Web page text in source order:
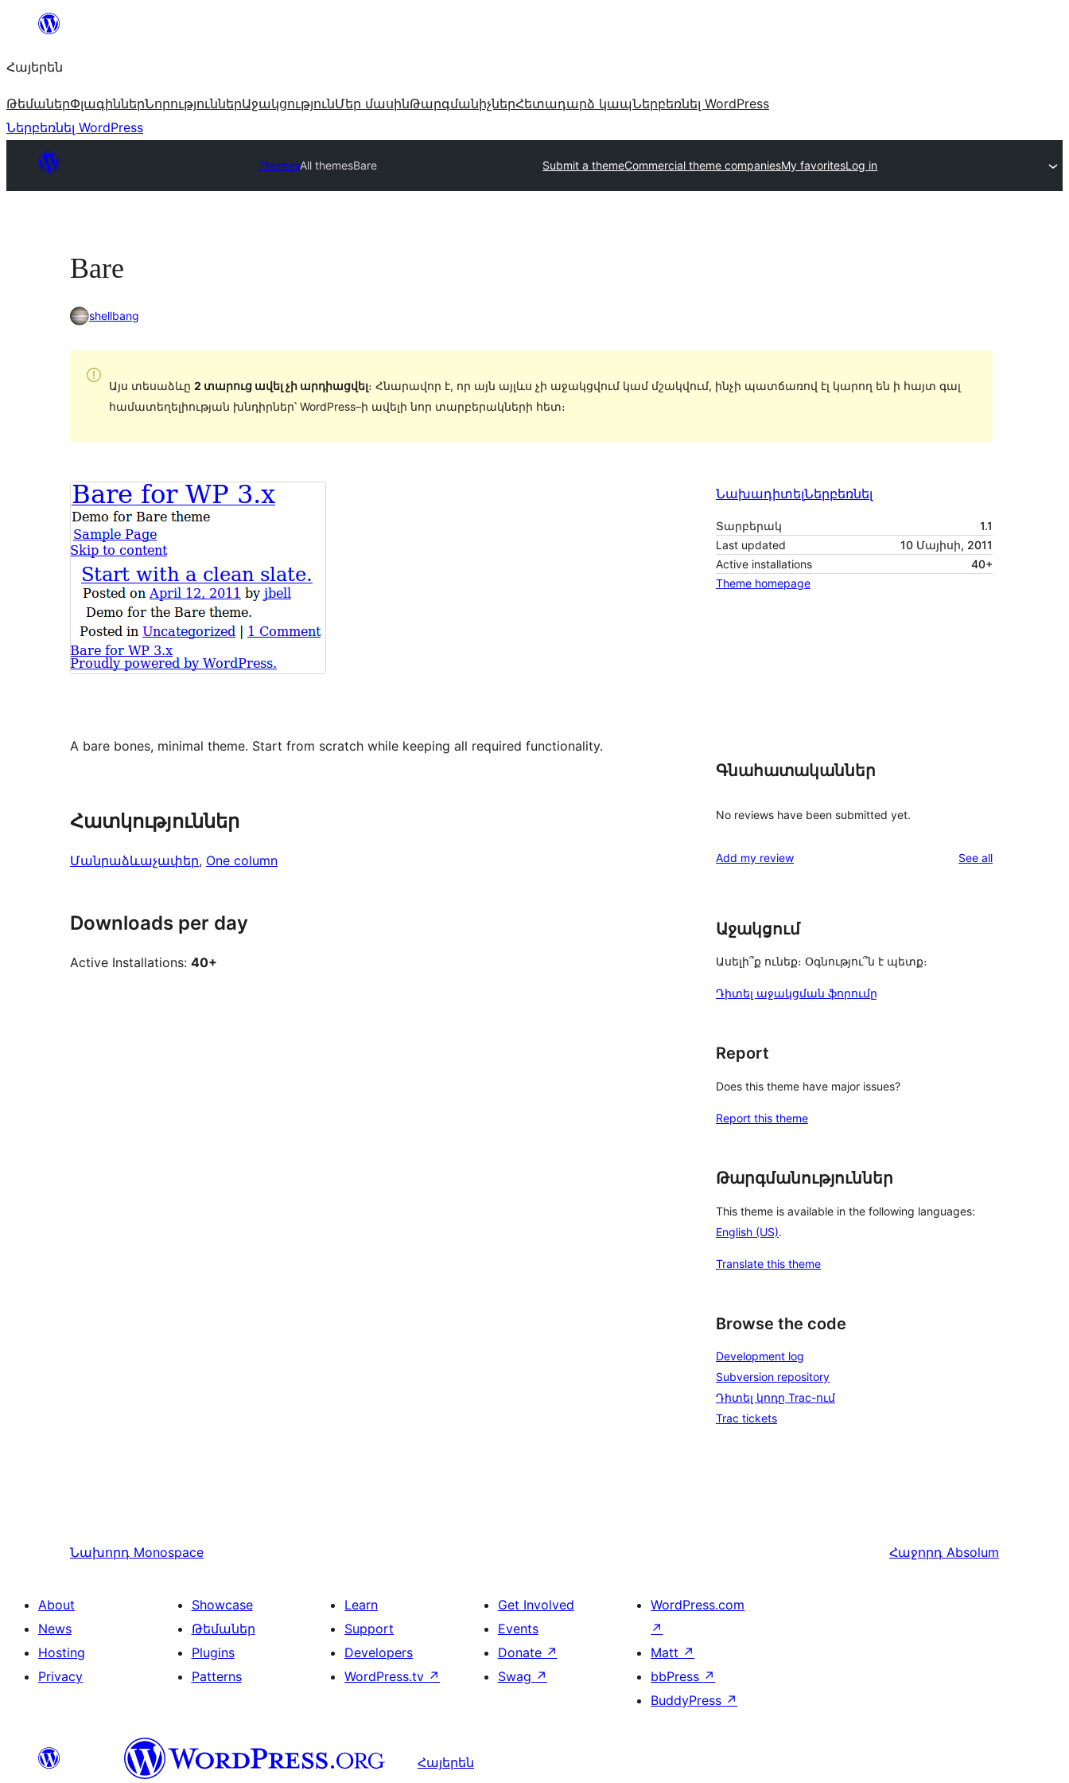
Անցնել
Հայերեն
ԹեմաներՓլագիններՆորություններԱջակցությունՄեր մասինԹարգմանիչներՀետադարձ կապՆերբեռնել WordPress
Ներբեռնել WordPress
ThemesAll themesBare Submit a themeCommercial theme companiesMy favoritesLog in
Bare
shellbang
Այս տեսաձևը 2 տարուց ավել չի արդիացվել։ Հնարավոր է, որ այն այլևս չի աջակցվում կամ մշակվում, ինչի պատճառով էլ կարող են ի հայտ գալ
համատեղելիության խնդիրներ՝ WordPress–ի ավելի նոր տարբերակների հետ։
ՆախադիտելՆերբեռնել
Տարբերակ
1.1
Last updated
10 Մայիսի, 2011
Active installations
40+
Theme homepage
A bare bones, minimal theme. Start from scratch while keeping all required functionality.
Հատկություններ
Մանրաձևաչափեր, One column
Downloads per day
Active Installations: 40+
Գնահատականներ
No reviews have been submitted yet.
Add my review See allreviews
Աջակցում
Ասելի՞ք ունեք։ Օգնությու՞ն է պետք։
Դիտել աջակցման ֆորումը
Report
Does this theme have major issues?
Report this theme
Թարգմանություններ
This theme is available in the following languages:
English (US).
Translate this theme
Browse the code
Development log
Subversion repository
Դիտել կոդը Trac-ում
Trac tickets
Նախորդ Monospace Հաջորդ Absolum
About
News
Hosting
Privacy
Showcase
Թեմաներ
Plugins
Patterns
Learn
Support
Developers
WordPress.tv ↗
Get Involved
Events
Donate ↗
Swag ↗
WordPress.com
↗
Matt ↗
bbPress ↗
BuddyPress ↗
Հայերեն